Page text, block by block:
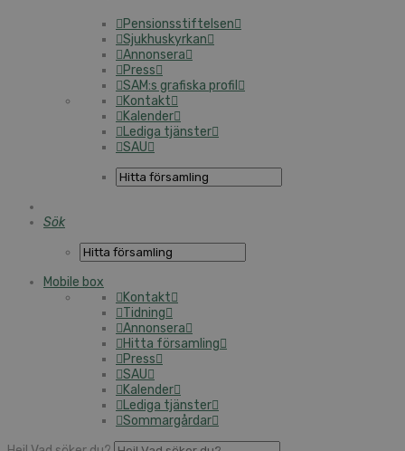
Pensionsstiftelsen
Sjukhuskyrkan
Annonsera
Press
SAM:s grafiska profil
Kontakt
Kalender
Lediga tjänster
SAU
Sök
Mobile box
Kontakt
Tidning
Annonsera
Hitta församling
Press
SAU
Kalender
Lediga tjänster
Sommargårdar